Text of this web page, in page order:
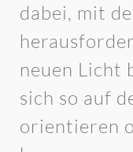
dabei, mit
neuen Licht
sich so auf
orientieren